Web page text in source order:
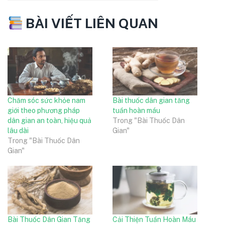
BÀI VIẾT LIÊN QUAN
Chăm sóc sức khỏe nam
giới theo phương pháp
dân gian an toàn, hiệu quả
lâu dài
Trong "Bài Thuốc Dân
Gian"
Bài thuốc dân gian tăng
tuần hoàn máu
Trong "Bài Thuốc Dân
Gian"
Bài Thuốc Dân Gian Tăng Cải Thiện Tuần Hoàn Máu